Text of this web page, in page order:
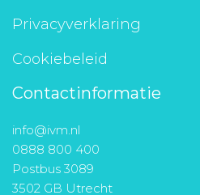
Privacyverklaring
Cookiebeleid
Contactinformatie
info@ivm.nl
0888 800 400
Postbus 3089
3502 GB Utrecht